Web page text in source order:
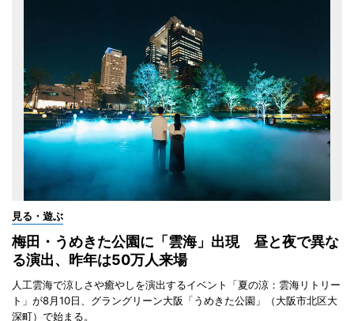
見る・遊ぶ
梅田・うめきた公園に「雲海」出現 昼と夜で異な
る演出、昨年は50万人来場
人工雲海で涼しさや癒やしを演出するイベント「夏の涼：雲海リトリー
ト」が8月10日、グラングリーン大阪「うめきた公園」（大阪市北区大
深町）で始まる。